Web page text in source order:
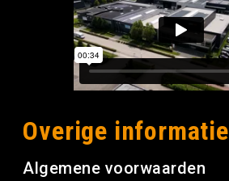
Overige informatie
Algemene voorwaarden